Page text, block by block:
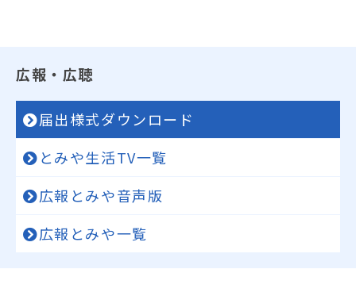
広報・広聴
届出様式ダウンロード
とみや生活TV一覧
広報とみや音声版
広報とみや一覧